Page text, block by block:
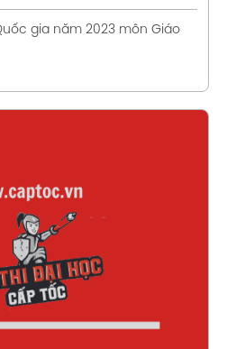
gia năm 2023 môn Giáo
Xem chi tiết